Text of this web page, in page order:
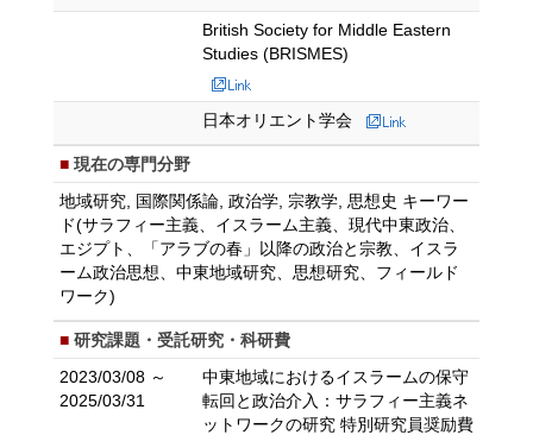
British Society for Middle Eastern
Studies (BRISMES)
日本オリエント学会
現在の専門分野
地域研究, 国際関係論, 政治学, 宗教学, 思想史 キーワー
ド(サラフィー主義、イスラーム主義、現代中東政治、
エジプト、「アラブの春」以降の政治と宗教、イスラ
ーム政治思想、中東地域研究、思想研究、フィールド
ワーク)
研究課題・受託研究・科研費
2023/03/08 ～
2025/03/31
中東地域におけるイスラームの保守
転回と政治介入：サラフィー主義ネ
ットワークの研究 特別研究員奨励費